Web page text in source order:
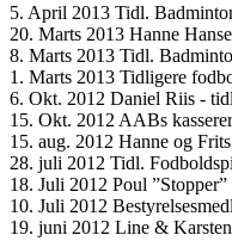
5. April 2013 Tidl.
20. Marts 2013 Hanne
8. Marts 2013 Tidl.
1. Marts 2013 Tidligere
6. Okt. 2012 Daniel Riis -
15. Okt. 2012 AABs
15. aug. 2012 Hanne og
28. juli 2012 Tidl.
18. Juli 2012 Poul
10. Juli 2012
19. juni 2012 Line &